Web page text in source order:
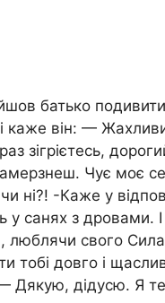
батько
і каже він: —
зігрієтесь,
Чує моє
чи ні?! -Каже у
у санях з дровами.
люблячи свого
тобі довго і
Дякую, дідусю. Я